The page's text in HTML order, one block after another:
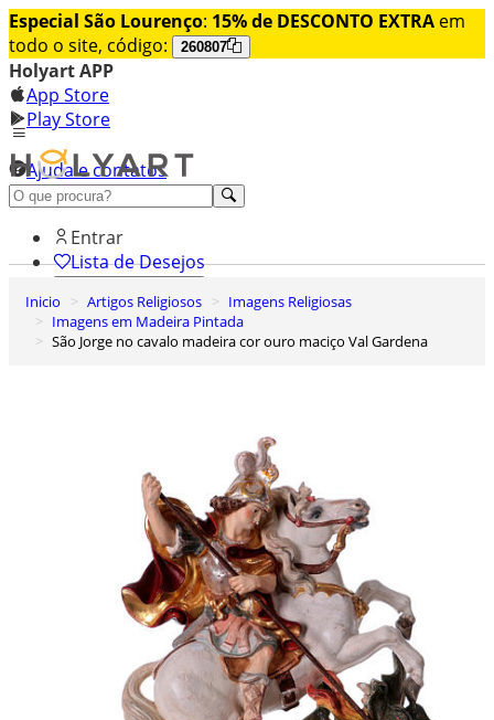
Especial São Lourenço: 15% de DESCONTO EXTRA em
todo o site, código:
260807
Holyart APP
App Store
Play Store
Ajuda e contatos
Conheça premium
Entrar
Lista de Desejos
0
Carrinho de Compras
Inicio Artigos Religiosos
Imagens Religiosas
Imagens em Madeira Pintada
São Jorge no cavalo madeira cor ouro maciço Val Gardena